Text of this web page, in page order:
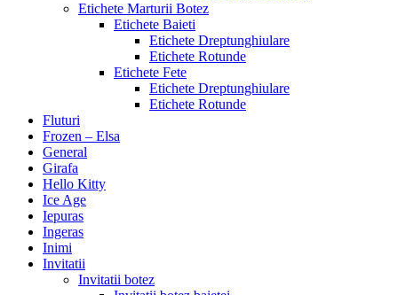
Etichete Marturii Botez
Etichete Baieti
Etichete Dreptunghiulare
Etichete Rotunde
Etichete Fete
Etichete Dreptunghiulare
Etichete Rotunde
Fluturi
Frozen – Elsa
General
Girafa
Hello Kitty
Ice Age
Iepuras
Ingeras
Inimi
Invitatii
Invitatii botez